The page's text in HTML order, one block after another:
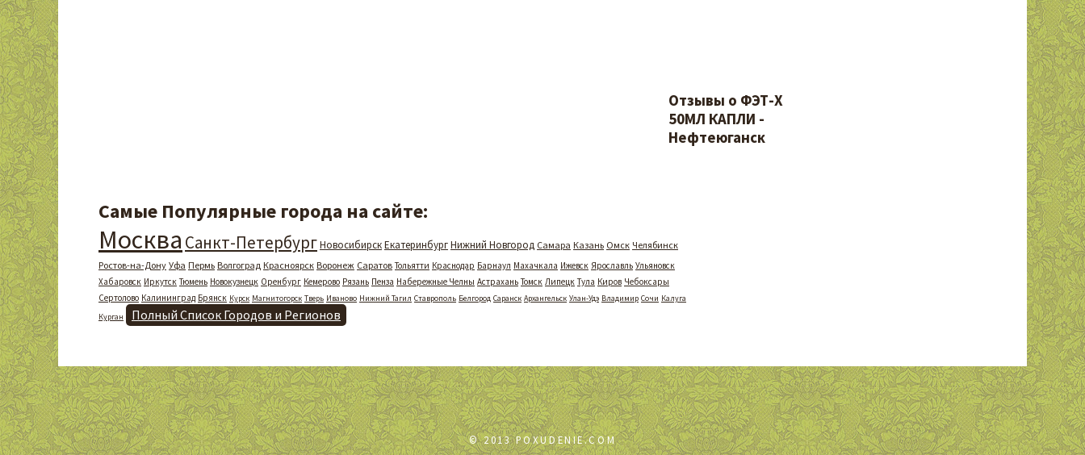
Отзывы о ФЭТ-Х
50МЛ КАПЛИ -
Нефтеюганск
Самые Популярные города на сайте:
Москва Санкт-ПетербургНовосибирскЕкатеринбургНижний Новгород Самара Казань Омск Челябинск
Ростов-на-Дону Уфа Пермь Волгоград Красноярск Воронеж Саратов Тольятти Краснодар Барнаул Махачкала Ижевск Ярославль Ульяновск
Хабаровск Иркутск Тюмень Новокузнецк Оренбург Кемерово Рязань Пенза Набережные Челны Астрахань Томск Липецк Тула Киров Чебоксары
Сертолово Калининград Брянск Курск Магнитогорск Тверь Иваново Нижний Тагил Ставрополь Белгород Саранск Архангельск Улан-Удэ Владимир Сочи Калуга
Курган
Полный Список Городов и Регионов
© 2013POXUDENIE.COM